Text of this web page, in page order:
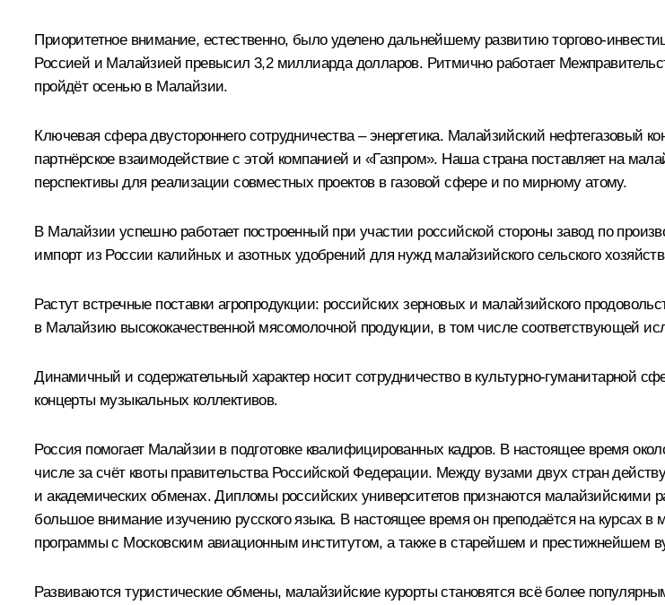
Приоритетное внимание, естественно, было уделено дальнейшему развитию торгово-
Россией и Малайзией превысил 3,2 миллиарда долларов. Ритмично работает
пройдёт осенью в Малайзии.
Ключевая сфера двустороннего сотрудничества – энергетика. Малайзийский нефтегазовый
партнёрское взаимодействие с этой компанией и «Газпром». Наша страна поставляет на
перспективы для реализации совместных проектов в газовой сфере и по мирному атому.
В Малайзии успешно работает построенный при участии российской стороны завод по
импорт из России калийных и азотных удобрений для нужд малайзийского сельского
Растут встречные поставки агропродукции: российских зерновых и малайзийского
в Малайзию высококачественной мясомолочной продукции, в том числе соответствующей
Динамичный и содержательный характер носит сотрудничество в культурно-гуманитарной
концерты музыкальных коллективов.
Россия помогает Малайзии в подготовке квалифицированных кадров. В настоящее время
числе за счёт квоты правительства Российской Федерации. Между вузами двух стран
и академических обменах. Дипломы российских университетов признаются малайзийскими
большое внимание изучению русского языка. В настоящее время он преподаётся на курсах
программы с Московским авиационным институтом, а также в старейшем и престижнейшем
Развиваются туристические обмены, малайзийские курорты становятся всё более